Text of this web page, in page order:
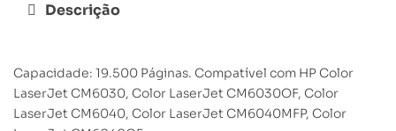
Descrição
Capacidade: 19.500 Páginas. Compatível com HP Color
LaserJet CM6030, Color LaserJet CM6030OF, Color
LaserJet CM6040, Color LaserJet CM6040MFP, Color